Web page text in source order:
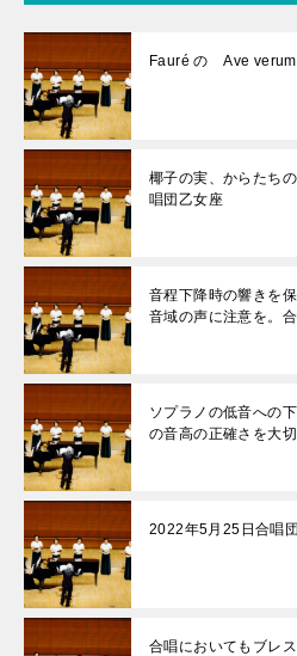
Fauré の Ave
椰子の実、からたち
唱団乙女座
音程下降時の響きを
音域の声に注意を。合
ソプラノの低音への
の音高の正確さを大切
2022年5月25日合唱
合唱においてもブレ